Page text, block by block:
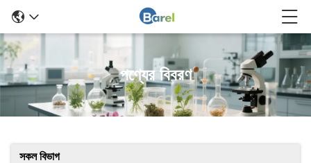
পণ্যের বিবরণ
সকল বিভাগ